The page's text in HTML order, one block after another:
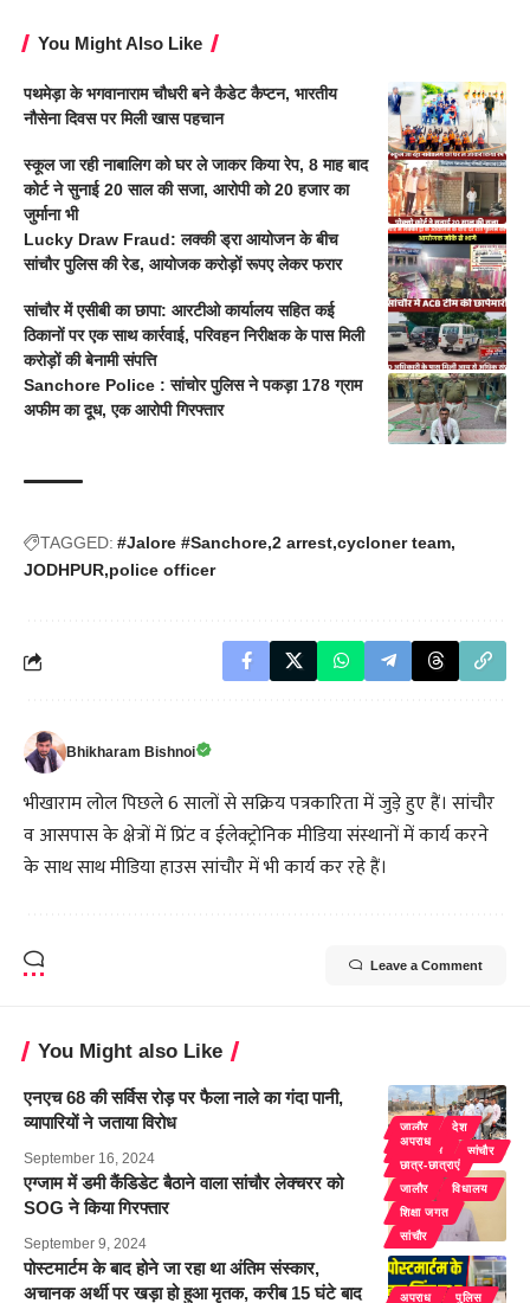
You Might Also Like
पथमेड़ा के भगवानाराम चौधरी बने कैडेट कैप्टन, भारतीय
नौसेना दिवस पर मिली खास पहचान
स्कूल जा रही नाबालिग को घर ले जाकर किया रेप, 8 माह बाद
कोर्ट ने सुनाई 20 साल की सजा, आरोपी को 20 हजार का
जुर्माना भी
Lucky Draw Fraud: लक्की ड्रा आयोजन के बीच
सांचौर पुलिस की रेड, आयोजक करोड़ों रूपए लेकर फरार
सांचौर में एसीबी का छापा: आरटीओ कार्यालय सहित कई
ठिकानों पर एक साथ कार्रवाई, परिवहन निरीक्षक के पास मिली
करोड़ों की बेनामी संपत्ति
Sanchore Police : सांचोर पुलिस ने पकड़ा 178 ग्राम
अफीम का दूध, एक आरोपी गिरफ्तार
TAGGED: #Jalore #Sanchore 2 arrest cycloner team
JODHPUR police officer
Bhikharam Bishnoi
भीखाराम लोल पिछले 6 सालों से सक्रिय पत्रकारिता में जुड़े हुए हैं। सांचौर
व आसपास के क्षेत्रों में प्रिंट व ईलेक्ट्रोनिक मीडिया संस्थानों में कार्य करने
के साथ साथ मीडिया हाउस सांचौर में भी कार्य कर रहे हैं।
Leave a Comment
You Might also Like
जालौर
देश
राजस्थान
सांचौर
एनएच 68 की सर्विस रोड़ पर फैला नाले का गंदा पानी,
व्यापारियों ने जताया विरोध
September 16, 2024
अपराध
छात्र-छात्राएं
जालौर
विधालय
शिक्षा जगत
सांचौर
एग्जाम में डमी कैंडिडेट बैठाने वाला सांचौर लेक्चरर को
SOG ने किया गिरफ्तार
September 9, 2024
अपराध पुलिस
पोस्टमार्टम के बाद होने जा रहा था अंतिम संस्कार,
अचानक अर्थी पर खड़ा हो हुआ मृतक, करीब 15 घंटे बाद